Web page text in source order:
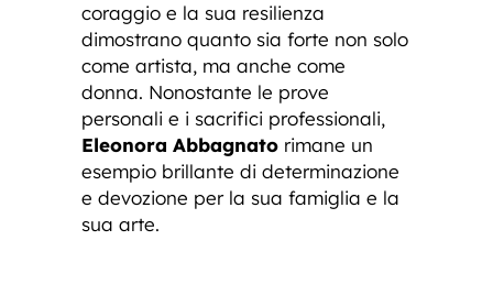
coraggio e la sua resilienza
dimostrano quanto sia forte non solo
come artista, ma anche come
donna. Nonostante le prove
personali e i sacrifici professionali,
Eleonora Abbagnato rimane un
esempio brillante di determinazione
e devozione per la sua famiglia e la
sua arte.